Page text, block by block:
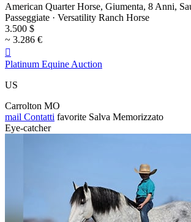
American Quarter Horse, Giumenta, 8 Anni,
Passeggiate · Versatility Ranch Horse
3.500 $
~ 3.286 €

Platinum Equine Auction
US
Carrolton MO
mail Contatti favorite Salva Memorizzato
Eye-catcher